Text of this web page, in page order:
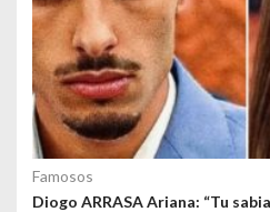
Famosos
Diogo ARRASA Ariana: “Tu